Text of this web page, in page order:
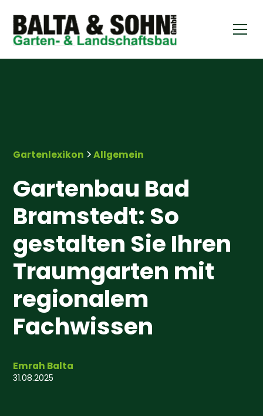
Gartenlexikon Allgemein
Gartenbau Bad
Bramstedt: So
gestalten Sie Ihren
Traumgarten mit
regionalem
Fachwissen
Emrah Balta
31.08.2025